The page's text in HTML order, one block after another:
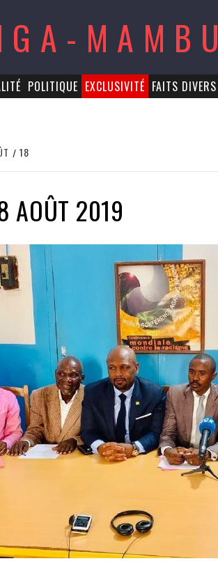
MAMBU
POLITIQUE EXCLUSIVITÉ FAITS DIVERS
18
AOÛT 2019